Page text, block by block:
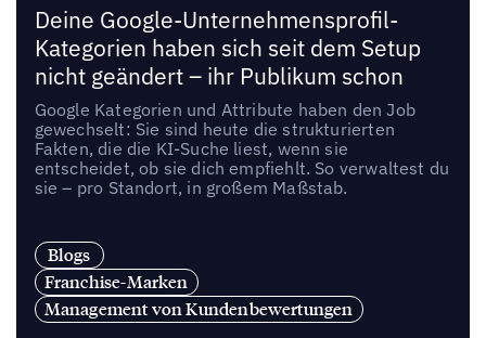
Deine Google-Unternehmensprofil-
Kategorien haben sich seit dem Setup
nicht geändert – ihr Publikum schon
Google Kategorien und Attribute haben den Job
gewechselt: Sie sind heute die strukturierten
Fakten, die die KI-Suche liest, wenn sie
entscheidet, ob sie dich empfiehlt. So verwaltest du
sie – pro Standort, in großem Maßstab.
Blogs
Franchise-Marken
Management von Kundenbewertungen